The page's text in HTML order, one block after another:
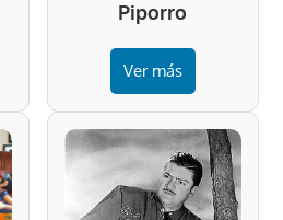
Piporro
Ver más